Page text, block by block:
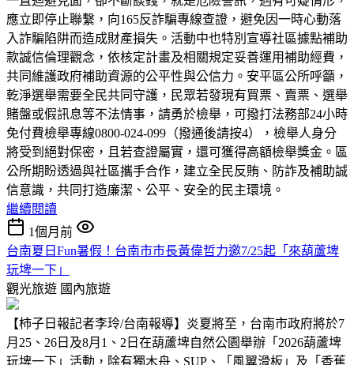
應立即停止聯繫，向165反詐騙專線查證，避免因一時心動落
入詐騙陷阱而造成財產損失。活動中也特別宣導社區據點補助
款誠信倫理觀念，依核定計畫及相關規定妥善運用補助經費，
共同維護政府補助資源的公平性與公信力。安平區公所呼籲，
乾淨選舉需要全民共同守護，民眾若發現有買票、賣票、選舉
賭盤或假訊息等不法情事，請勇於檢舉，可撥打法務部24小時
免付費檢舉專線0800-024-099（撥通後請按4），檢舉人身分
將受到絕對保密，且若查證屬實，還可獲得高額檢舉獎金。區
公所期盼透過與社區攜手合作，建立全民反賄、防詐及補助誠
信意識，共同打造廉潔、公平、安全的民主環境。
繼續閱讀
1個月前
台南夏日Fun暑假！台南市市長黃偉哲力邀7/25起「來葫蘆埤
玩埤一下」
觀光旅遊 國內旅遊
【柿子日報記者李玲/台南報導】炎夏將至，台南市政府將於7
月25、26日及8月1、2日在葫蘆埤自然公園舉辦「2026葫蘆埤
玩埤一下」活動，除有獨木舟、SUP、「風翼滑板」及「香蕉